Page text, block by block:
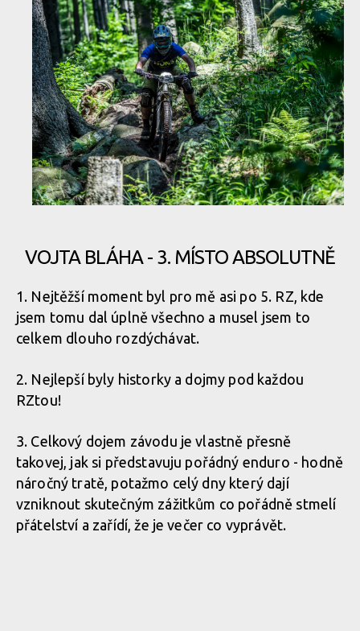
VOJTA BLÁHA - 3. MÍSTO ABSOLUTNĚ
1. Nejtěžší moment byl pro mě asi po 5. RZ, kde
jsem tomu dal úplně všechno a musel jsem to
celkem dlouho rozdýchávat.
2. Nejlepší byly historky a dojmy pod každou
RZtou!
3. Celkový dojem závodu je vlastně přesně
takovej, jak si představuju pořádný enduro - hodně
náročný tratě, potažmo celý dny který dají
vzniknout skutečným zážitkům co pořádně stmelí
přátelství a zařídí, že je večer co vyprávět.